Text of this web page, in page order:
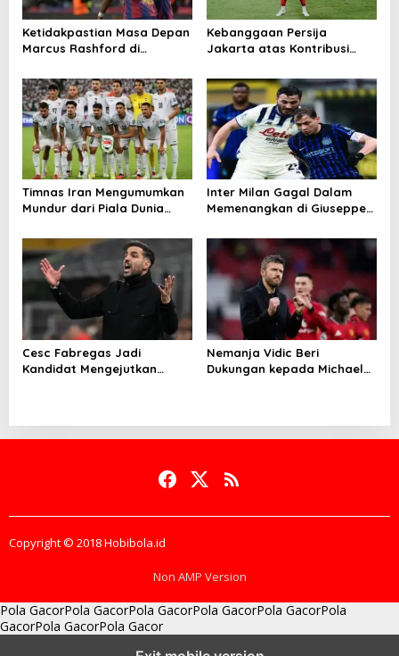
Ketidakpastian Masa Depan
Marcus Rashford di
Kebanggaan Persija
Jakarta atas Kontribusi
Timnas Iran Mengumumkan
Mundur dari Piala Dunia
Inter Milan Gagal Dalam
Memenangkan di Giuseppe
Cesc Fabregas Jadi
Kandidat Mengejutkan
Nemanja Vidic Beri
Dukungan kepada Michael
Copyright © 2018 Hobibola.id
Non AMP Version
Pola GacorPola GacorPola GacorPola GacorPola GacorPola
GacorPola GacorPola Gacor